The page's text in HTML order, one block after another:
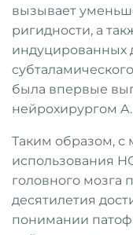
вызывает
ригидности, а
индуцированных
была впервые
нейрохирургом
Таким образом, с
использования
головного мозга
десятилетия
понимании